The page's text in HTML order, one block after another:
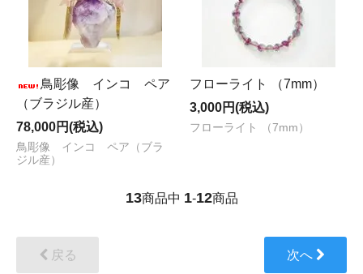
鳥彫像 インコ ペア
（ブラジル産）
78,000円(税込)
鳥彫像 インコ ペア（ブラ
ジル産）
フローライト （7mm）
3,000円(税込)
フローライト （7mm）
13商品中 1-12商品
戻る 次へ